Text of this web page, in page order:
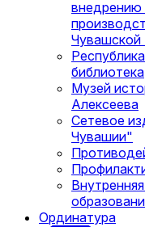
внедрению
Чувашской
библиотека
Музей
Алексеева
Сетевое
Чувашии"
Ординатура